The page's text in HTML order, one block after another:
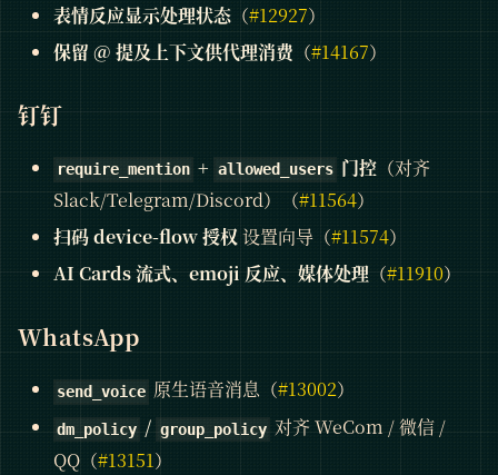
表情反应显示处理状态 （#12927）
保留 @ 提及上下文供代理消费 （#14167）
钉钉
require_mention + allowed_users 门控（对齐
Slack/Telegram/Discord）（#11564）
扫码 device-flow 授权设置向导（#11574）
AI Cards 流式、emoji 反应、媒体处理 （#11910）
WhatsApp
send_voice 原生语音消息（#13002）
dm_policy / group_policy 对齐 WeCom / 微信 /
QQ（#13151）